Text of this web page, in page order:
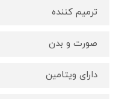
ترمیم کننده
صورت و بدن
دارای ویتامین